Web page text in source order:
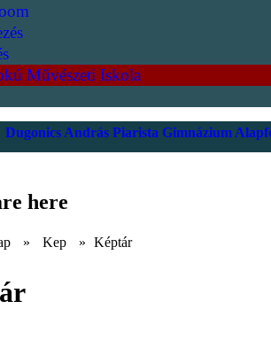
Művészeti Iskola
Dugonics András Piarista Gimnázium
here
» Kep » Képtár